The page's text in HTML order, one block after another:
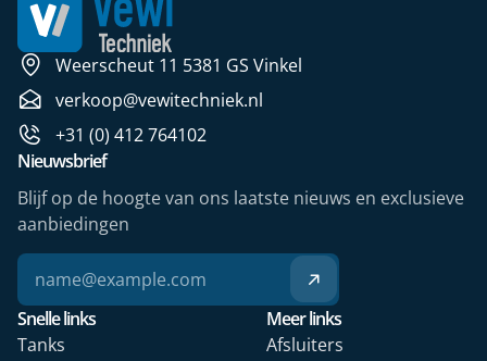
Weerscheut 11 5381 GS Vinkel
verkoop@vewitechniek.nl
+31 (0) 412 764102
Snelle links
Tanks
Meer links
Afsluiters
Nieuwsbrief
Blijf op de hoogte van ons laatste nieuws en exclusieve
aanbiedingen